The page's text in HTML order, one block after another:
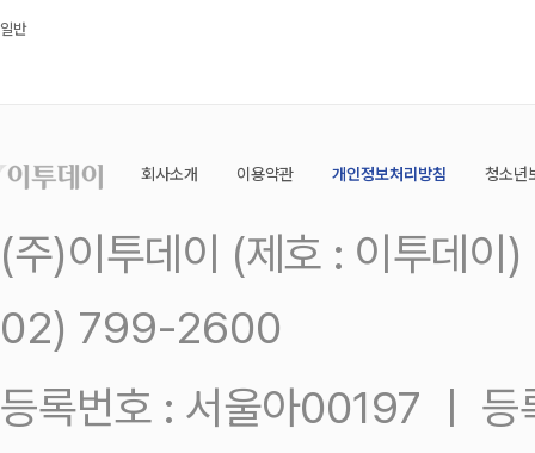
일반
회사소개 이용약관 개인정보처리방침 청소년
(주)이투데이 (제호 : 이투데
02) 799-2600
등록번호 : 서울아00197 ㅣ